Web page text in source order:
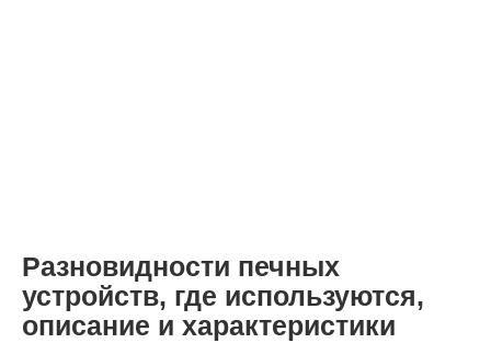
Разновидности печных
устройств, где используются,
описание и характеристики